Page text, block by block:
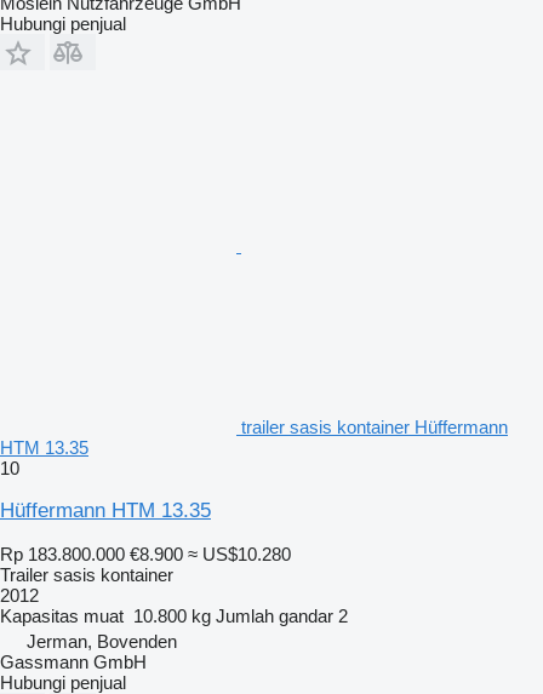
Hubungi penjual
trailer sasis kontainer Hüffermann
HTM 13.35
10
Hüffermann HTM 13.35
Rp 183.800.000 €8.900 ≈ US$10.280
Trailer sasis kontainer
2012
Kapasitas muat 10.800 kg Jumlah gandar 2
Jerman, Bovenden
Gassmann GmbH
Hubungi penjual